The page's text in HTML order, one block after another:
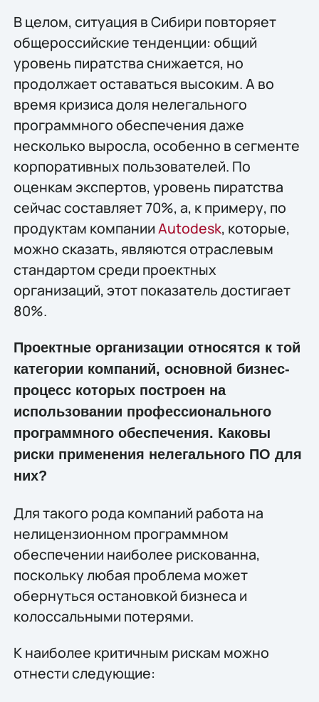
В целом, ситуация в Сибири повторяет
общероссийские тенденции: общий
уровень пиратства снижается, но
продолжает оставаться высоким. А во
время кризиса доля нелегального
программного обеспечения даже
несколько выросла, особенно в сегменте
корпоративных пользователей. По
оценкам экспертов, уровень пиратства
сейчас составляет 70%, а, к примеру, по
продуктам компанииAutodesk, которые,
можно сказать, являются отраслевым
стандартом среди проектных
организаций, этот показатель достигает
80%.
Проектные организации относятся к той
категории компаний, основной бизнес-
процесс которых построен на
использовании профессионального
программного обеспечения. Каковы
риски применения нелегального ПО для
них?
Для такого рода компаний работа на
нелицензионном программном
обеспечении наиболее рискованна,
поскольку любая проблема может
обернуться остановкой бизнеса и
колоссальными потерями.
К наиболее критичным рискам можно
отнести следующие: